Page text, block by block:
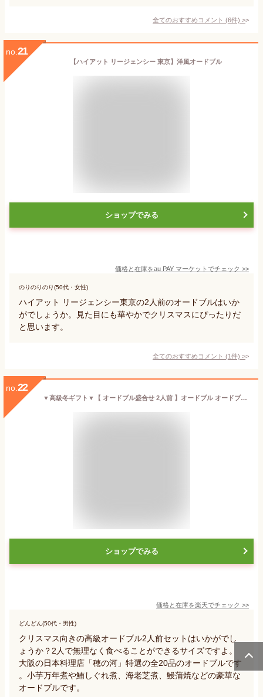
全てのおすすめコメント (6件) >
no. 21
【ハイアット リージェンシー 東京】洋風オードブル
ショップでみる
価格と在庫をau PAY マーケット でチェック >>
のりのりのり(50代・女性)
ハイアット リージェンシー東京の2人前のオードブルはいか
がでしょうか。見た目にも華やかでクリスマスにぴったりだ
と思います。
全てのおすすめコメント (1件) >
no. 22
▼高級冬ギフト▼【 オードブル盛合せ 2人前 】オードブル オードブルセット おつまみ 和風おつまみ おつまみ盛合せ おつまみセット 高級料理 高級グルメ グルメギフト 贈物 誕生日 記念日 お祝い お礼 手土産 クリスマスギフト 冬ギフト年末ギフト お歳暮
ショップでみる
価格と在庫を楽天でチェック >>
どんどん(50代・男性)
クリスマス向きの高級オードブル2人前セットはいかがでし
ょうか？2人で無理なく食べることができるサイズですよ。
大阪の日本料理店「穂の河」特選の全20品のオードブルです
。小芋万年煮や鮪しぐれ煮、海老芝煮、鰻蒲焼などの豪華な
オードブルです。